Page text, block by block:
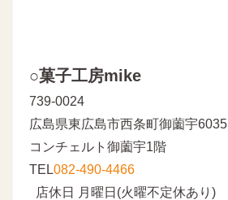
○菓子工房mike
739-0024
広島県東広島市西条町御薗宇6035
コンチェルト御薗宇1階
TEL082-490-4466
店休日 月曜日(火曜不定休あり)